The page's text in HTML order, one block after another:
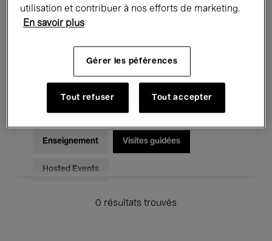
Rencontres & Débats Jazz
Musique électronique
Pour tous Kids’ Palace
Enseignement Visites guidées
Hosted Events
0 résultats trouvés
utilisation et contribuer à nos efforts de marketing.
En savoir plus
Gérer les péférences
Tout refuser Tout accepter